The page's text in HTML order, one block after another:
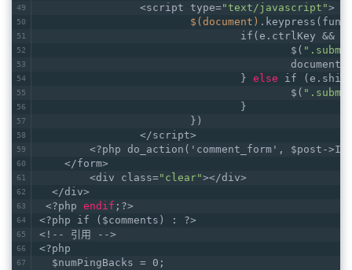
		<script type=
"text/javascript">
$(document)
if(e.ctrlKey
					$(
				}
else if
					$(
				}
			})
		</script>
<?php do_action('comment_form', $post-
    </form>
	<div class=
"clear"></div>
  </div>
<?php endif ;?>
<?php if ($comments) : ?>
<?php
  $numPingBacks = 0;